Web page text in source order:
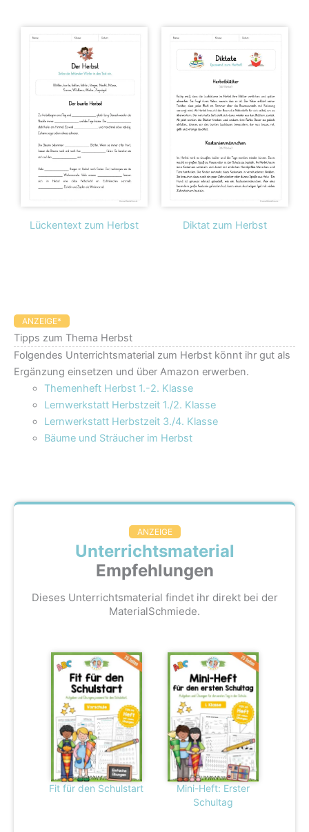
Lückentext zum Herbst Diktat zum Herbst
ANZEIGE*
Tipps zum Thema Herbst
Folgendes Unterrichtsmaterial zum Herbst könnt ihr gut als
Ergänzung einsetzen und über Amazon erwerben.
Themenheft Herbst 1.-2. Klasse
Lernwerkstatt Herbstzeit 1./2. Klasse
Lernwerkstatt Herbstzeit 3./4. Klasse
Bäume und Sträucher im Herbst
ANZEIGE
Unterrichtsmaterial
Empfehlungen
Dieses Unterrichtsmaterial findet ihr direkt bei der
MaterialSchmiede.
Fit für den Schulstart
Mini-Heft: Erster
Schultag